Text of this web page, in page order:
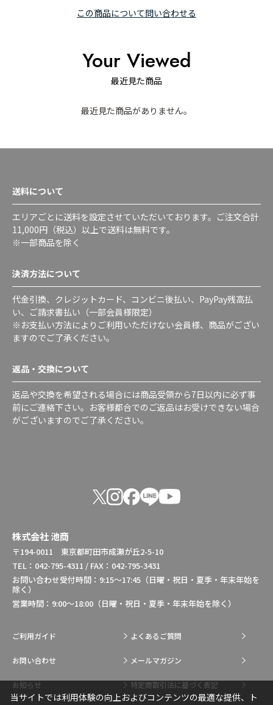
この商品について問い合わせる
Your Viewed
最近見た商品
最近見た商品がありません。
送料について
エリアごとに送料を設定させていただいております。ご注文合計
11,000円（税込）以上で送料は無料です。
※一部商品を除く
決済方法について
代金引換、クレジットカード、コンビニ後払い、PayPay残高払
い、ご請求書払い（一部会員様限定）
※お支払い方法によりご利用いただけない会員様、商品がござい
ますのでご了承ください。
返品・交換について
返品や交換を希望される場合には商品受領から7日以内に必ず事
前にご連絡下さい。お客様都合でのご返品はお受けできない場合
がございますのでご了承ください。
株式会社 池商
〒194-0011 東京都町田市成瀬が丘2-5-10
TEL：042-795-4311 / FAX：042-795-3431
お問い合わせ受付時間：9:15～17:45（日曜・祝日・夏季・年末年始を
除く）
営業時間：9:00～18:00（日曜・祝日・夏季・年末年始を除く）
ご利用ガイド よくあるご質問
お問い合わせ メールマガジン
お知らせ 特定商取引法に基づく表記
当サイトでは利用体験の向上およびコンテンツの最適な提供、ト